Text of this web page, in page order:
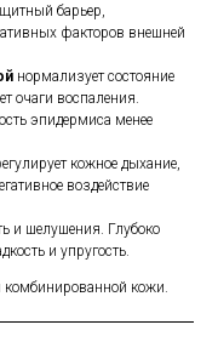
барьер,
факторов внешней
нормализует состояние
очаги воспаления.
эпидермиса менее
кожное дыхание,
воздействие
и шелушения. Глубоко
и упругость.
комбинированной кожи.